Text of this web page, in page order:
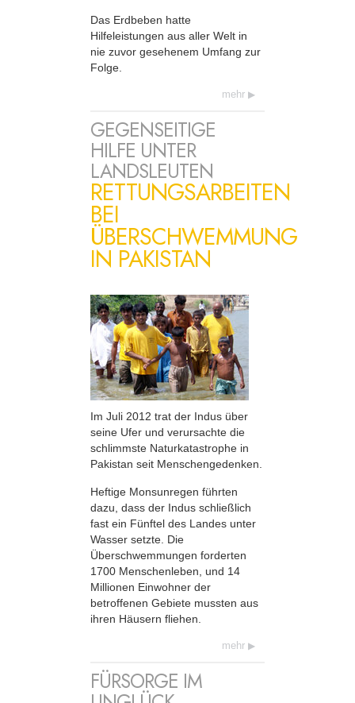
Das Erdbeben hatte
Hilfeleistungen aus aller Welt in
nie zuvor gesehenem Umfang zur
Folge.
mehr
GEGENSEITIGE
HILFE UNTER
LANDSLEUTEN
RETTUNGSARBEITEN
BEI
ÜBERSCHWEMMUNG
IN PAKISTAN
Im Juli 2012 trat der Indus über
seine Ufer und verursachte die
schlimmste Naturkatastrophe in
Pakistan seit Menschengedenken.
Heftige Monsunregen führten
dazu, dass der Indus schließlich
fast ein Fünftel des Landes unter
Wasser setzte. Die
Überschwemmungen forderten
1700 Menschenleben, und 14
Millionen Einwohner der
betroffenen Gebiete mussten aus
ihren Häusern fliehen.
mehr
FÜRSORGE IM